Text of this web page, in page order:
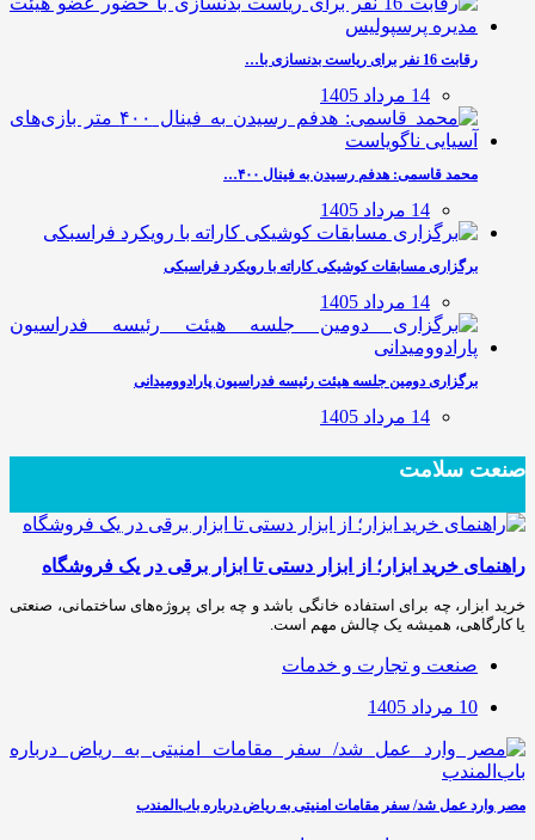
رقابت 16 نفر برای ریاست بدنسازی با…
14 مرداد 1405
محمد قاسمی: هدفم رسیدن به فینال ۴۰۰…
14 مرداد 1405
برگزاری مسابقات کوشیکی کاراته با رویکرد فراسبکی
14 مرداد 1405
برگزاری دومین جلسه هیئت رئیسه فدراسیون پارادوومیدانی
14 مرداد 1405
صنعت سلامت
راهنمای خرید ابزار؛ از ابزار دستی تا ابزار برقی در یک فروشگاه
خرید ابزار، چه برای استفاده خانگی باشد و چه برای پروژه‌های ساختمانی، صنعتی
یا کارگاهی، همیشه یک چالش مهم است.
صنعت و تجارت و خدمات
10 مرداد 1405
مصر وارد عمل شد/ سفر مقامات امنیتی به ریاض درباره باب‌المندب